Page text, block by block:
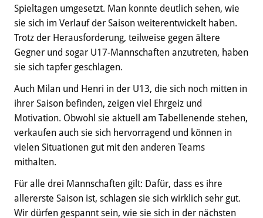
Spieltagen umgesetzt. Man konnte deutlich sehen, wie
sie sich im Verlauf der Saison weiterentwickelt haben.
Trotz der Herausforderung, teilweise gegen ältere
Gegner und sogar U17-Mannschaften anzutreten, haben
sie sich tapfer geschlagen.
Auch Milan und Henri in der U13, die sich noch mitten in
ihrer Saison befinden, zeigen viel Ehrgeiz und
Motivation. Obwohl sie aktuell am Tabellenende stehen,
verkaufen auch sie sich hervorragend und können in
vielen Situationen gut mit den anderen Teams
mithalten.
Für alle drei Mannschaften gilt: Dafür, dass es ihre
allererste Saison ist, schlagen sie sich wirklich sehr gut.
Wir dürfen gespannt sein, wie sie sich in der nächsten